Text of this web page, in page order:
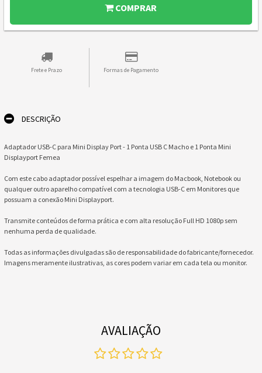
COMPRAR
Frete e Prazo Formas de Pagamento
DESCRIÇÃO
Adaptador USB-C para Mini Display Port - 1 Ponta USB C Macho e 1 Ponta Mini
Displayport Femea
Com este cabo adaptador possível espelhar a imagem do Macbook, Notebook ou
qualquer outro aparelho compatível com a tecnologia USB-C em Monitores que
possuam a conexão Mini Displayport.
Transmite conteúdos de forma prática e com alta resolução Full HD 1080p sem
nenhuma perda de qualidade.
Todas as informações divulgadas são de responsabilidade do fabricante/fornecedor.
Imagens meramente ilustrativas, as cores podem variar em cada tela ou monitor.
AVALIAÇÃO